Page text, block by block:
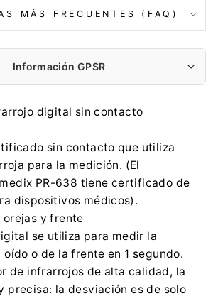
MÁS FRECUENTES (FAQ)
Información GPSR
Fabricante:
Sp. z o.o.
+48 32 284 72 22
Sp. z o.o.
7, 42-600 Tarnowskie Góry
+48 32 284 72 22
digital sin contacto
sin contacto que utiliza
para la medición. (El
PR-638 tiene certificado de
dispositivos médicos).
orejas y frente
se utiliza para medir la
o de la frente en 1 segundo.
de infrarrojos de alta calidad, la
precisa: la desviación es de solo